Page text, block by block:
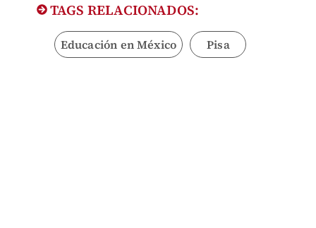
TAGS RELACIONADOS:
Educación en México Pisa